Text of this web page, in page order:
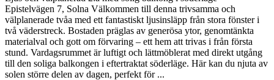
Epistelvägen 7, Solna Välkommen till denna trivsamma och
välplanerade tvåa med ett fantastiskt ljusinsläpp från stora fönster i
två väderstreck. Bostaden präglas av generösa ytor, genomtänkta
materialval och gott om förvaring – ett hem att trivas i från första
stund. Vardagsrummet är luftigt och lättmöblerat med direkt utgång
till den soliga balkongen i eftertraktat söderläge. Här kan du njuta av
solen större delen av dagen, perfekt för ...